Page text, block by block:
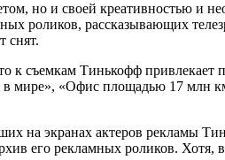
но и своей креативностью и
роликов, рассказывающих
снят.
к съемкам Тинькофф
«Офис площадью 17 млн
на экранах актеров рекламы
его рекламных роликов.